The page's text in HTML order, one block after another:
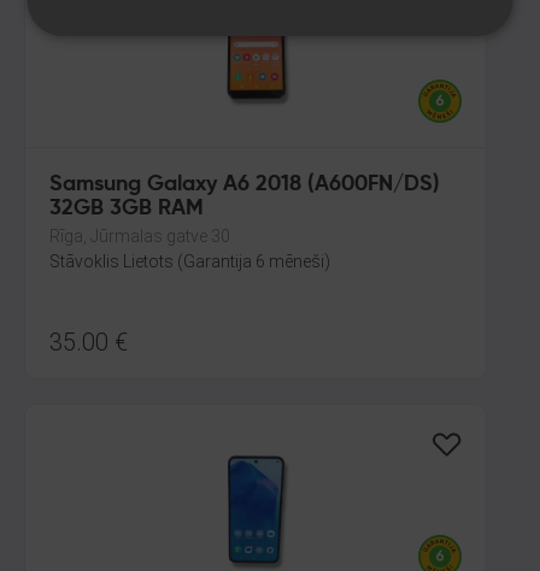
Samsung Galaxy A6 2018 (A600FN/DS)
32GB 3GB RAM
Rīga, Jūrmalas gatve 30
Stāvoklis Lietots (Garantija 6 mēneši)
35.00 €